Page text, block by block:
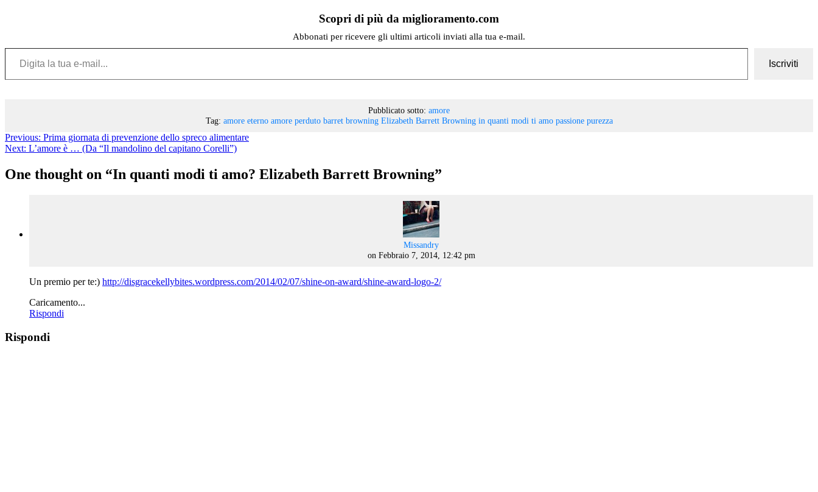
Scopri di più da miglioramento.com
Abbonati per ricevere gli ultimi articoli inviati alla tua e-mail.
Digita la tua e-mail...
Iscriviti
Pubblicato sotto: amore
Tag: amore eterno amore perduto barret browning Elizabeth Barrett Browning in quanti modi ti amo passione purezza
Previous: Prima giornata di prevenzione dello spreco alimentare
Next: L’amore è … (Da “Il mandolino del capitano Corelli”)
One thought on “In quanti modi ti amo? Elizabeth Barrett Browning”
Missandrysays:
on Febbraio 7, 2014, 12:42 pm
Un premio per te:) http://disgracekellybites.wordpress.com/2014/02/07/shine-on-award/shine-award-logo-2/
Caricamento...
Rispondi
Rispondi